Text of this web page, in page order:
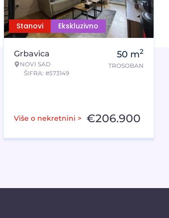
Stanovi Ekskluzivno
Grbavica
NOVI SAD
ŠIFRA: #573149
50 m2
TROSOBAN
Više o nekretnini > €206.900